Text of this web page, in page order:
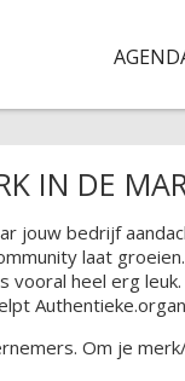
IN DE
jouw bedrijf
laat
vooral heel erg
Om je